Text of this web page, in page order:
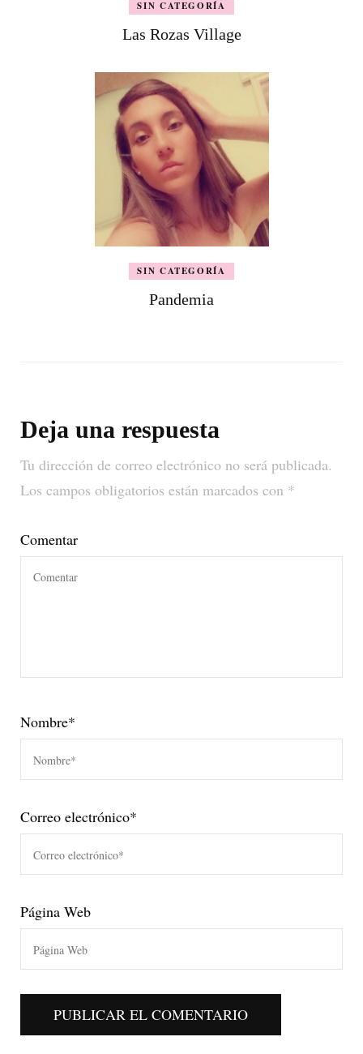
SIN CATEGORÍA
Las Rozas Village
SIN CATEGORÍA
Pandemia
Deja una respuesta
Tu dirección de correo electrónico no será publicada.
Los campos obligatorios están marcados con *
Comentar
Nombre*
Correo electrónico*
Página Web